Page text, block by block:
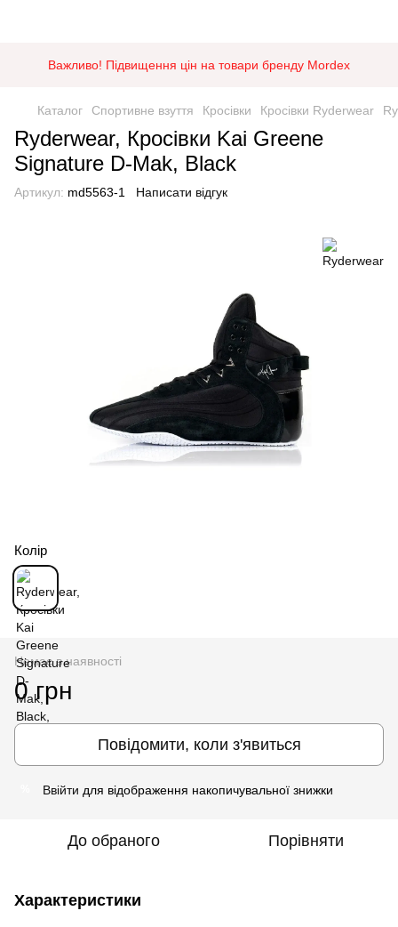
Важливо! Підвищення цін на товари бренду Mordex
Каталог Спортивне взуття Кросівки Кросівки Ryderwear
Ryderwear, Кросівки Kai Greene
Signature D-Mak, Black
Артикул: md5563-1 Написати відгук
Колір
Немає в наявності
0 грн
Повідомити, коли з'явиться
Ввійти для відображення накопичувальної знижки
До обраного Порівняти
Характеристики